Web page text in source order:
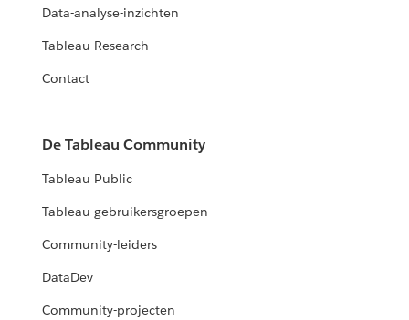
Data-analyse-inzichten
Tableau Research
Contact
De Tableau Community
Tableau Public
Tableau-gebruikersgroepen
Community-leiders
DataDev
Community-projecten